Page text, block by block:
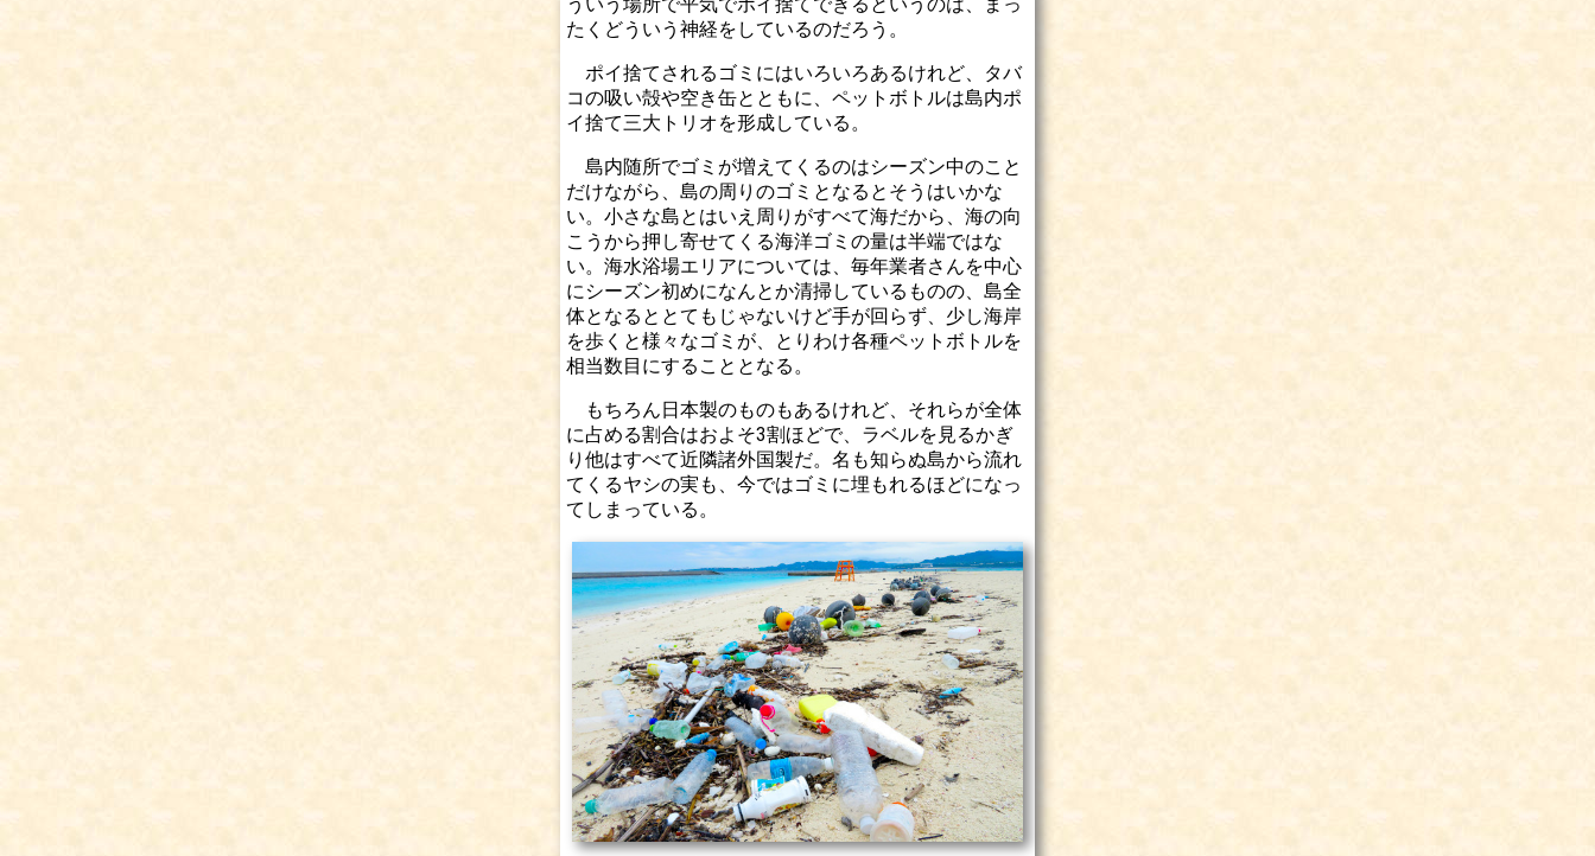
たくどういう神経をしているのだろう。
ポイ捨てされるゴミにはいろいろあるけれど、タバ
コの吸い殻や空き缶とともに、ペットボトルは島内ポ
イ捨て三大トリオを形成している。
島内随所でゴミが増えてくるのはシーズン中のこと
だけながら、島の周りのゴミとなるとそうはいかな
い。小さな島とはいえ周りがすべて海だから、海の向
こうから押し寄せてくる海洋ゴミの量は半端ではな
い。海水浴場エリアについては、毎年業者さんを中心
にシーズン初めになんとか清掃しているものの、島全
体となるととてもじゃないけど手が回らず、少し海岸
を歩くと様々なゴミが、とりわけ各種ペットボトルを
相当数目にすることとなる。
もちろん日本製のものもあるけれど、それらが全体
に占める割合はおよそ3割ほどで、ラベルを見るかぎ
り他はすべて近隣諸外国製だ。名も知らぬ島から流れ
てくるヤシの実も、今ではゴミに埋もれるほどになっ
てしまっている。